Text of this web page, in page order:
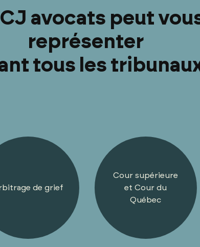
avocats peut
représenter
tous les
de grief
Cour supérieure
et Cour du
Québec